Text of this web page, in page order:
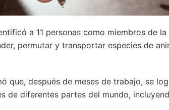
a 11 personas como miembros de
permutar y transportar especies de
que, después de meses de trabajo, se
de diferentes partes del mundo,